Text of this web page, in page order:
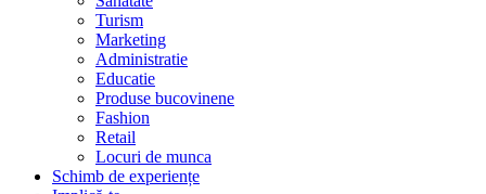
Turism
Marketing
Administratie
Educatie
Produse bucovinene
Fashion
Retail
Locuri de munca
Schimb de experiențe